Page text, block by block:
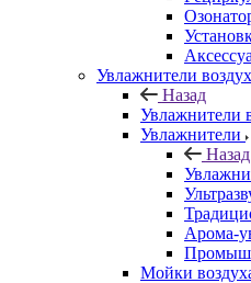
Увлажнители
Назад
Увлажнители
Увлажнители
Назад
Арома-
Мойки